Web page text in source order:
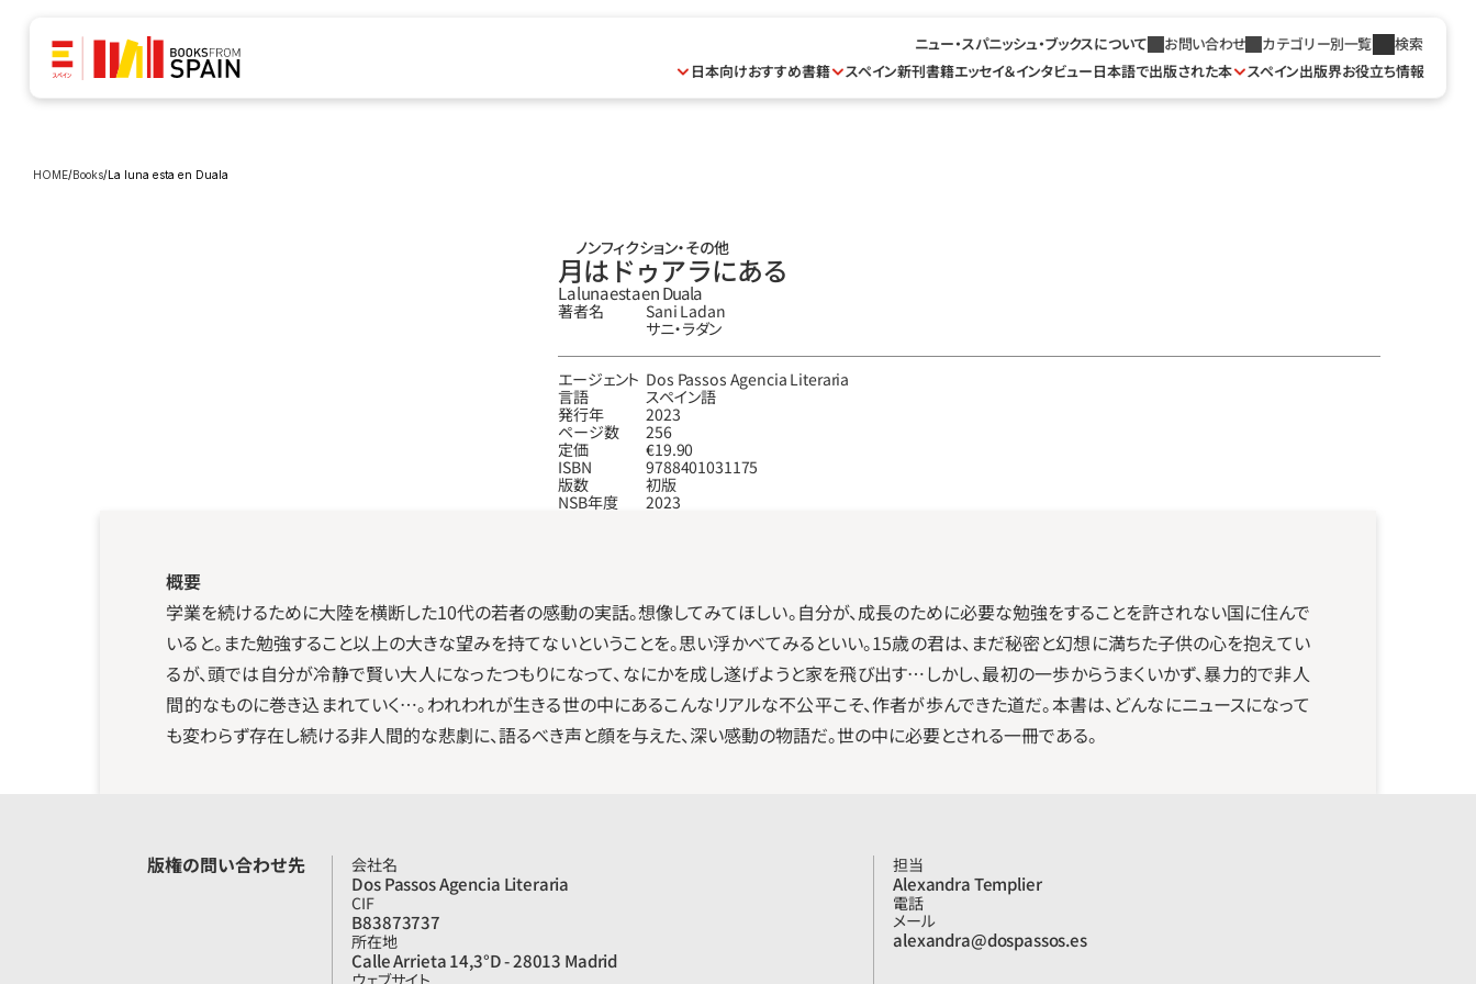
ニュー・スパニッシュ・ブックスについて お問い合わせ カテゴリー別一覧
検索
日本向けおすすめ書籍
スペイン新刊書籍エッセイ＆インタビュー日本語で出版された本 スペイン出版界お役立ち情報
HOME/Books/La luna esta en Duala
ノンフィクション・その他
月はドゥアラにある
La luna esta en Duala
著者名
Sani Ladan
サニ‧ラダン
エージェント Dos Passos Agencia Literaria
言語
スペイン語
発行年
2023
ページ数
256
定価
€19.90
ISBN
9788401031175
版数
初版
NSB年度
2023
概要
学業を続けるために大陸を横断した10代の若者の感動の実話。想像してみてほしい。自分が、成長のために必要な勉強をすることを許されない国に住んで
いると。また勉強すること以上の大きな望みを持てないということを。思い浮かべてみるといい。15歳の君は、まだ秘密と幻想に満ちた子供の心を抱えてい
るが、頭では自分が冷静で賢い大人になったつもりになって、なにかを成し遂げようと家を飛び出す…しかし、最初の一歩からうまくいかず、暴力的で非人
間的なものに巻き込まれていく…。われわれが生きる世の中にあるこんなリアルな不公平こそ、作者が歩んできた道だ。本書は、どんなにニュースになって
も変わらず存在し続ける非人間的な悲劇に、語るべき声と顔を与えた、深い感動の物語だ。世の中に必要とされる一冊である。
版権の問い合わせ先 会社名
Dos Passos Agencia Literaria
CIF
B83873737
所在地
Calle Arrieta 14,3°D - 28013 Madrid
ウェブサイト
担当
Alexandra Templier
電話
メール
alexandra@dospassos.es